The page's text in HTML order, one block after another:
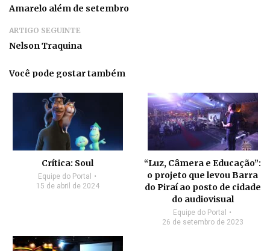
Amarelo além de setembro
ARTIGO SEGUINTE
Nelson Traquina
Você pode gostar também
Crítica: Soul
Equipe do Portal
15 de abril de 2024
“Luz, Câmera e Educação”:
o projeto que levou Barra
do Piraí ao posto de cidade
do audiovisual
Equipe do Portal
26 de setembro de 2023